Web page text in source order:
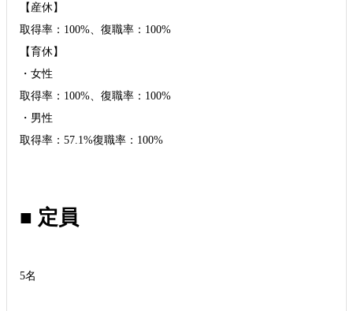
【産休】
取得率：100%、復職率：100%
【育休】
・女性
取得率：100%、復職率：100%
・男性
取得率：57.1%復職率：100%
■ 定員
5名